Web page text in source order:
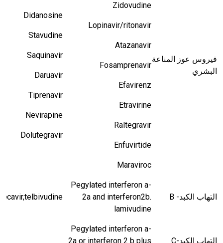
فيروس عوز المناعة
البشري
Zidovudine
Lopinavir/ritonavir
Atazanavir
Fosamprenavir
Efavirenz
Etravirine
Raltegravir
Enfuvirtide
Maraviroc
Didanosine
Stavudine
Saquinavir
Daruavir
Tiprenavir
Nevirapine
Dolutegravir
التهاب الكبد- B
Pegylated interferon a-
2a and interferon2b.
lamivudine
التهاب الكبد-C
Pegylated interferon a-
2a or interferon 2 b plus